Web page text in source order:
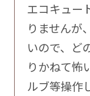
エコキュー
りませんが
いので、ど
りかねて怖
ルブ等操作